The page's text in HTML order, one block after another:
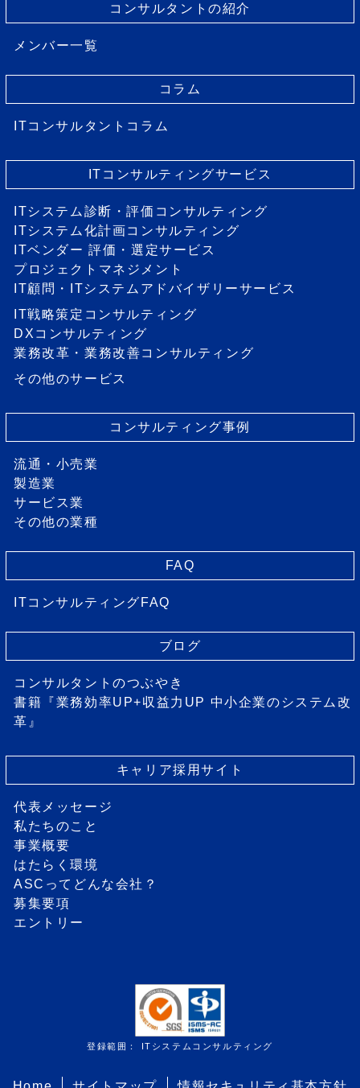
コンサルタントの紹介
メンバー一覧
コラム
ITコンサルタントコラム
ITコンサルティングサービス
ITシステム診断・評価コンサルティング
ITシステム化計画コンサルティング
ITベンダー 評価・選定サービス
プロジェクトマネジメント
IT顧問・ITシステムアドバイザリーサービス
IT戦略策定コンサルティング
DXコンサルティング
業務改革・業務改善コンサルティング
その他のサービス
コンサルティング事例
流通・小売業
製造業
サービス業
その他の業種
FAQ
ITコンサルティングFAQ
ブログ
コンサルタントのつぶやき
書籍『業務効率UP+収益力UP 中小企業のシステム改
革』
キャリア採用サイト
代表メッセージ
私たちのこと
事業概要
はたらく環境
ASCってどんな会社？
募集要項
エントリー
登録範囲： ITシステムコンサルティング